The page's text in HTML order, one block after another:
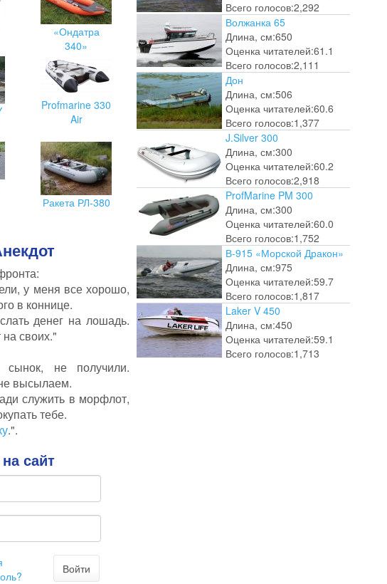
«Ондатра
340»
Profmarine 330
Air
Ракета РЛ-380
у меня все хорошо,
в коннице.
денег на лошадь.
на своих."
не получили.
высылаем.
служить в морфлот,
тебе.
.".
сайт
Войти
Всего голосов:2,292
Волжанка 65
Длина, см:650
Оценка читателей:61.1
Всего голосов:2,111
Дон
Длина, см:506
Оценка читателей:60.6
Всего голосов:1,377
J.Silver 300
Длина, см:300
Оценка читателей:60.2
Всего голосов:2,918
ProfMarine PM 300
Длина, см:300
Оценка читателей:60.0
Всего голосов:1,752
В-915 «Морской Дракон»
Длина, см:975
Оценка читателей:59.7
Всего голосов:1,817
Laker V 450
Длина, см:450
Оценка читателей:59.1
Всего голосов:1,713